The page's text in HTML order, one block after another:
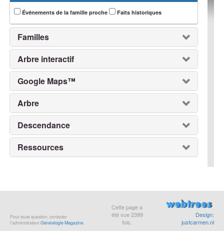
Événements de la famille proche Faits historiques
Familles
Arbre interactif
Google Maps™
Arbre
Descendance
Ressources
Pour toute question, contacter
l’administrateurGénéalogie Magazine.
Cette page a
été vue2399
fois.
Design:
justcarmen.nl